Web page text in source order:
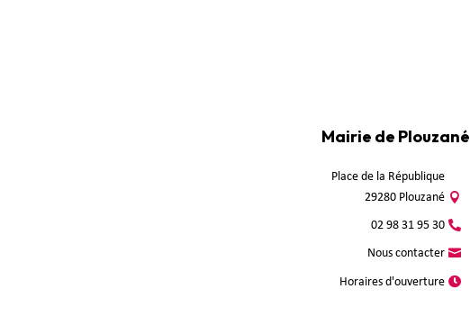
Mairie de Plouzané
Place de la République
29280 Plouzané
02 98 31 95 30
Nous contacter
Horaires d'ouverture